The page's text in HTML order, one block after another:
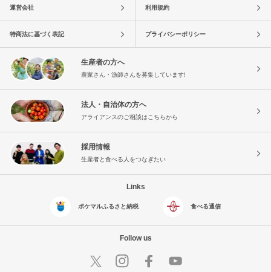
運営会社 利用規約
特商法に基づく表記 プライバシーポリシー
生産者の方へ
農家さん・漁師さんを募集しています!
法人・自治体の方へ
アライアンスのご相談はこちらから
採用情報
生産者と食べる人をつなぎたい
Links
ポケマルふるさと納税 食べる通信
Follow us